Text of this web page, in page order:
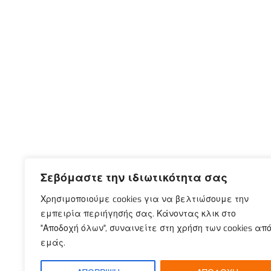
Σεβόμαστε την ιδιωτικότητα σας
Χρησιμοποιούμε cookies για να βελτιώσουμε την
εμπειρία περιήγησής σας. Κάνοντας κλικ στο
"Αποδοχή όλων", συναινείτε στη χρήση των cookies από
εμάς.